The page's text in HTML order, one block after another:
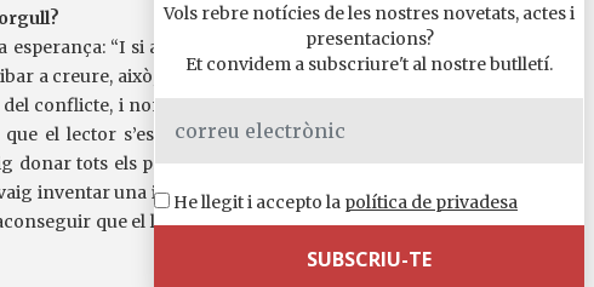
“I si això que
a creure, això, com va
conflicte, i només per
el lector s’estimés el
donar tots els pretextos
inventar una infància
que el lector es
Vols rebre notícies de les nostres novetats, actes i
presentacions?
Et convidem a subscriure't al nostre butlletí.
He llegit i accepto la política de privadesa